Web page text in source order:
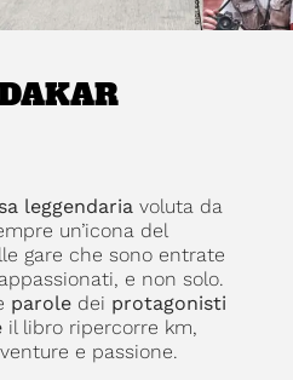
leggendariavoluta da
un’icona del
gare che sono entrate
e non solo.
paroledei protagonisti
il libro ripercorre km,
e passione.